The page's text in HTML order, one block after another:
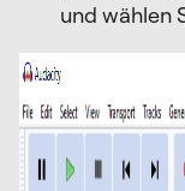
und wählen